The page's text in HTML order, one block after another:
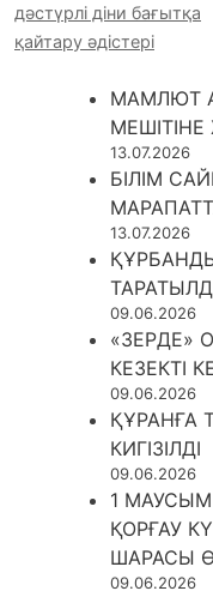
дәстүрлі діни бағытқа
қайтару әдістері
МАМЛЮТ
13.07.2026
БІЛІМ
13.07.2026
09.06.2026
«ЗЕРДЕ»
КЕЗЕКТІ
09.06.2026
ҚҰРАНҒА
КИГІЗІЛДІ
09.06.2026
1
ҚОРҒАУ
ШАРАСЫ
09.06.2026